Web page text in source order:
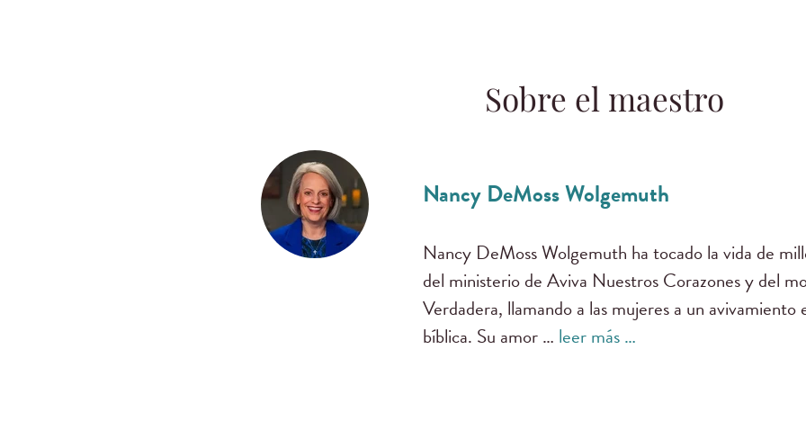
Sobre el maestro
Nancy DeMoss Wolgemuth
Nancy DeMoss Wolgemuth ha tocado la vida de
del ministerio de Aviva Nuestros Corazones y del
Verdadera, llamando a las mujeres a un
bíblica. Su amor … leer más …